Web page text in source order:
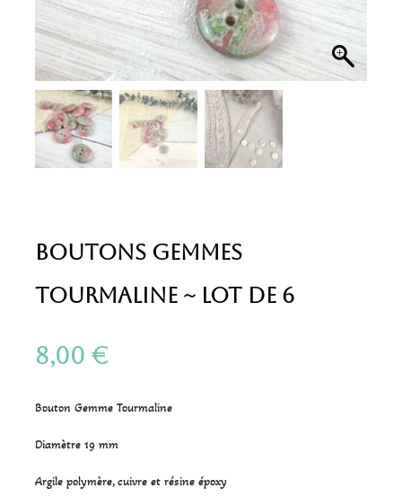
Boutons Gemmes
Tourmaline ~ Lot de 6
8,00 €
Bouton Gemme Tourmaline
Diamètre 19 mm
Argile polymère, cuivre et résine époxy